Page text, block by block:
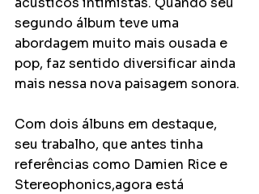
segundo álbum teve uma
abordagem muito mais ousada e
pop, faz sentido diversificar ainda
mais nessa nova paisagem sonora.
Com dois álbuns em destaque,
seu trabalho, que antes tinha
referências como Damien Rice e
Stereophonics,agora está